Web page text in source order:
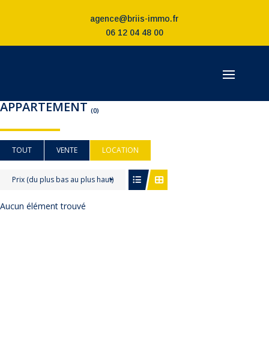
agence@briis-immo.fr
06 12 04 48 00
APPARTEMENT (0)
TOUT VENTE LOCATION
Prix (du plus bas au plus haut)
Aucun élément trouvé